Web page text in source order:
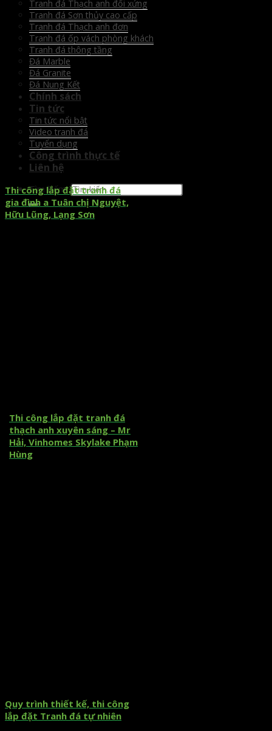
Tranh đá Thạch anh đối xứng
Tranh đá Sơn thủy cao cấp
Tranh đá Thạch anh đơn
Tranh đá ốp vách phòng khách
Tranh đá thông tầng
Đá Marble
Đá Granite
Đá Nung Kết
Chính sách
Tin tức
Tin tức nổi bật
Video tranh đá
Tuyển dụng
Công trình thực tế
Liên hệ
Tìm kiếm:
Thi công lắp đặt tranh đá
gia đình a Tuân chị Nguyệt,
Hữu Lũng, Lạng Sơn
Thi công lắp đặt tranh đá
thạch anh xuyên sáng – Mr
Hải, Vinhomes Skylake Phạm
Hùng
Quy trình thiết kế, thi công
lắp đặt Tranh đá tự nhiên